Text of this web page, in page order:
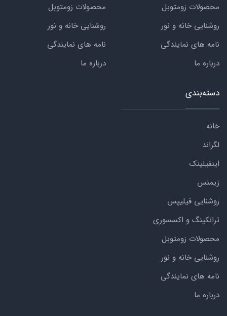
محصولات زومتوبل
روشنایی خانه و نور
نامه های نمایندگی
درباره ما
محصولات زومتوبل
روشنایی خانه و نور
نامه های نمایندگی
درباره ما
دسته‌بندی
خانه
لگراند
اینفیلینک
زیمنس
روشنایی فیلیپس
ترانکینگ و اکسسوری
محصولات زومتوبل
روشنایی خانه و نور
نامه های نمایندگی
درباره ما